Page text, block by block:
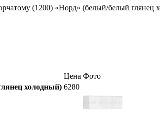
(1200) «Норд» (белый/белый глянец
Цена Фото
холодный) 6280